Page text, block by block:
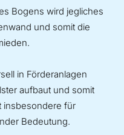
Bogens wird jegliches
und somit die
in Förderanlagen
aufbaut und somit
insbesondere für
Bedeutung.